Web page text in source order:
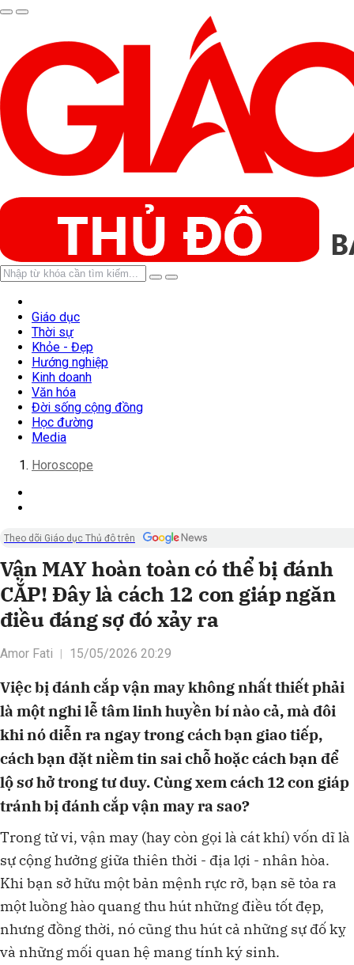
Giáo dục
Thời sự
Khỏe - Đẹp
Hướng nghiệp
Kinh doanh
Văn hóa
Đời sống cộng đồng
Học đường
Media
Horoscope
Theo dõi Giáo dục Thủ đô trên
Vận MAY hoàn toàn có thể bị đánh
CẮP! Đây là cách 12 con giáp ngăn
điều đáng sợ đó xảy ra
Amor Fati 15/05/2026 20:29
Việc bị đánh cắp vận may không nhất thiết phải
là một nghi lễ tâm linh huyền bí nào cả, mà đôi
khi nó diễn ra ngay trong cách bạn giao tiếp,
cách bạn đặt niềm tin sai chỗ hoặc cách bạn để
lộ sơ hở trong tư duy. Cùng xem cách 12 con giáp
tránh bị đánh cắp vận may ra sao?
Trong tử vi, vận may (hay còn gọi là cát khí) vốn dĩ là
sự cộng hưởng giữa thiên thời - địa lợi - nhân hòa.
Khi bạn sở hữu một bản mệnh rực rỡ, bạn sẽ tỏa ra
một luồng hào quang thu hút những điều tốt đẹp,
nhưng đồng thời, nó cũng thu hút cả những sự đố kỵ
và những mối quan hệ mang tính ký sinh.
Gửi bình luận
Hủy Gửi